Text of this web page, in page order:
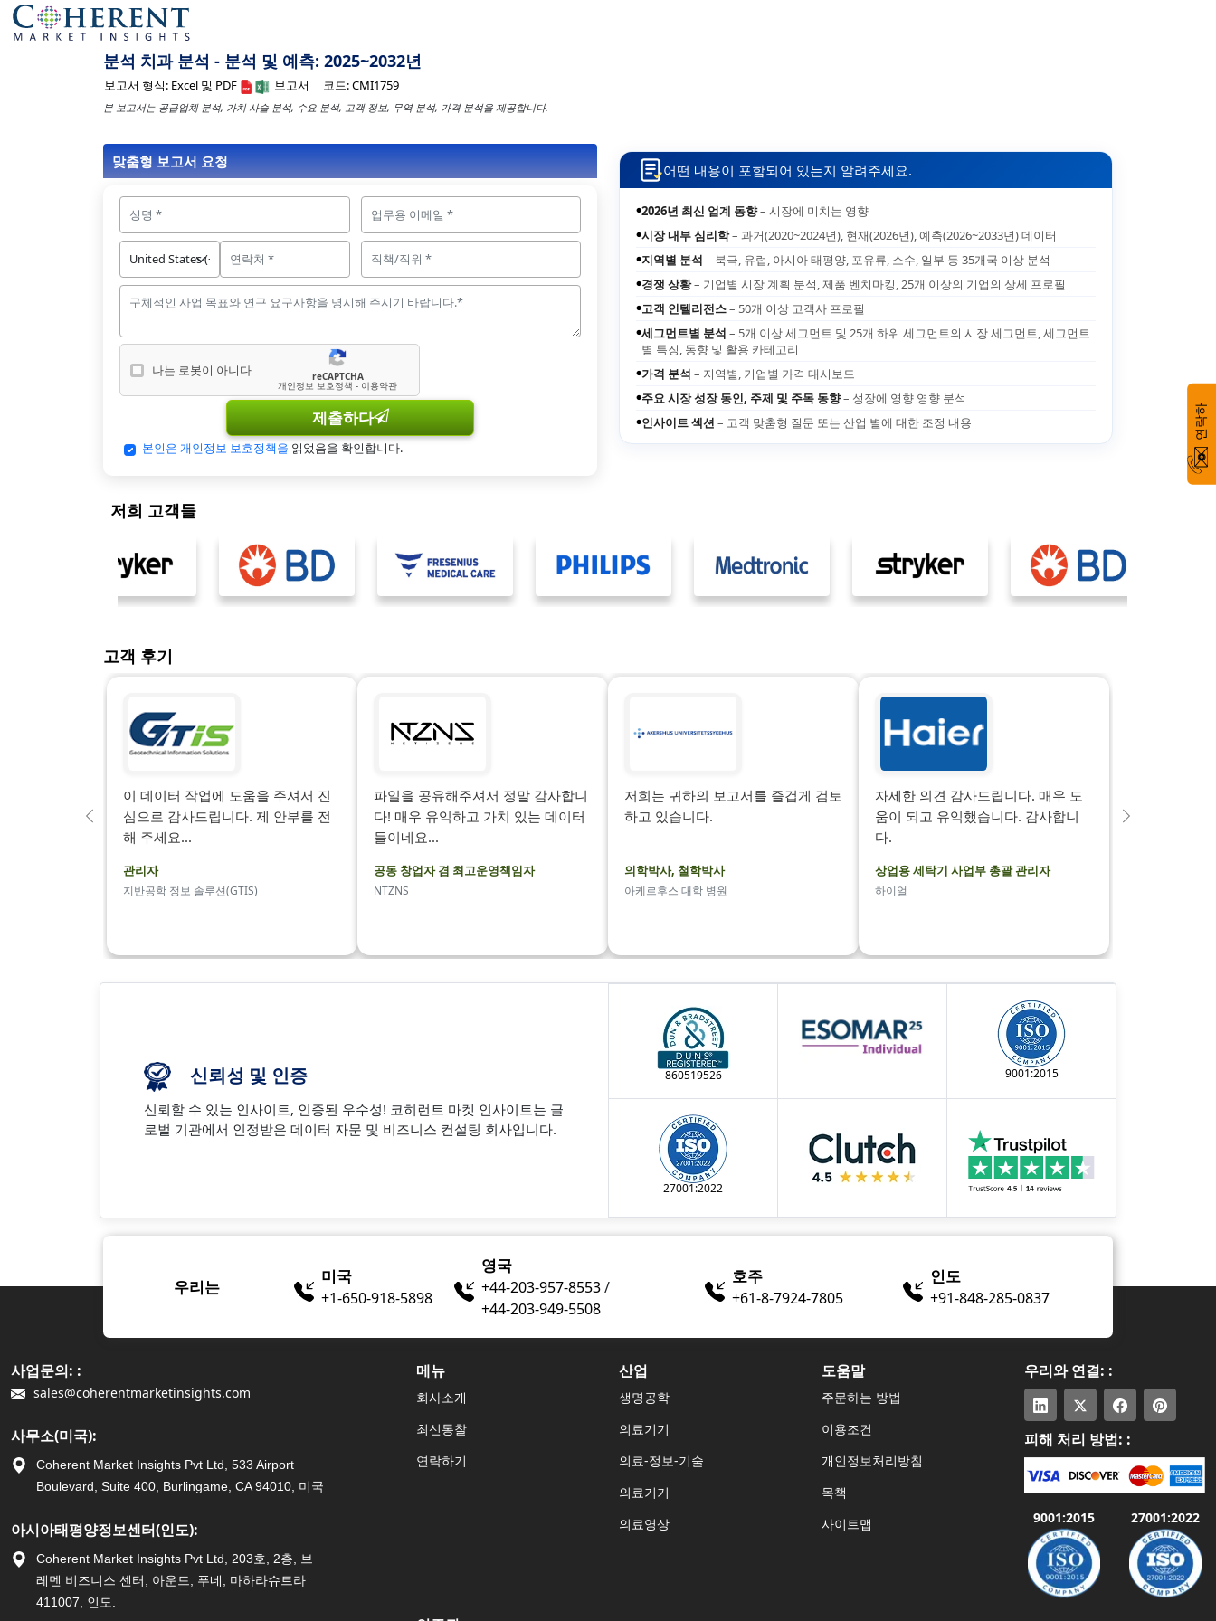
분석 치과 분석 - 분석 및 예측: 2025~2032년
보고서 형식: Excel 및 PDF 보고서 코드:CMI1759
본 보고서는 공급업체 분석, 가치 사슬 분석, 수요 분석, 고객 정보, 무역 분석, 가격 분석을 제공합니다.
맞춤형 보고서 요청
나는 로봇이 아니다 reCAPTCHA
개인정보 보호정책 - 이용약관
제출하다
본인은 개인정보 보호정책을 읽었음을 확인합니다.
어떤 내용이 포함되어 있는지 알려주세요.
●2026년 최신 업계 동향– 시장에 미치는 영향
●시장 내부 심리학– 과거(2020~2024년), 현재(2026년), 예측(2026~2033년) 데이터
●지역별 분석 – 북극, 유럽, 아시아 태평양, 포유류, 소수, 일부 등 35개국 이상 분석
●경쟁 상황– 기업별 시장 계획 분석, 제품 벤치마킹, 25개 이상의 기업의 상세 프로필
●고객 인텔리전스– 50개 이상 고객사 프로필
●세그먼트별 분석 – 5개 이상 세그먼트 및 25개 하위 세그먼트의 시장 세그먼트, 세그먼트
별 특징, 동향 및 활용 카테고리
●가격 분석 – 지역별, 기업별 가격 대시보드
●주요 시장 성장 동인, 주제 및 주목 동향– 성장에 영향 영향 분석
●인사이트 섹션 – 고객 맞춤형 질문 또는 산업 별에 대한 조정 내용
저희 고객들
고객 후기
이 데이터 작업에 도움을 주셔서 진
심으로 감사드립니다. 제 안부를 전
해 주세요...
관리자
지반공학 정보 솔루션(GTIS)
파일을 공유해주셔서 정말 감사합니
다! 매우 유익하고 가치 있는 데이터
들이네요...
공동 창업자 겸 최고운영책임자
NTZNS
저희는 귀하의 보고서를 즐겁게 검토
하고 있습니다.
의학박사, 철학박사
아케르후스 대학 병원
자세한 의견 감사드립니다. 매우 도
움이 되고 유익했습니다. 감사합니
다.
상업용 세탁기 사업부 총괄 관리자
하이얼
이
다
신뢰성 및 인증
신뢰할 수 있는 인사이트, 인증된 우수성! 코히런트 마켓 인사이트는 글
로벌 기관에서 인정받은 데이터 자문 및 비즈니스 컨설팅 회사입니다.
860519526 9001:2015
27001:2022
우리는
미국
+1-650-918-5898
영국
+44-203-957-8553/
+44-203-949-5508
호주
+61-8-7924-7805
인도
+91-848-285-0837
사업문의: :
sales@coherentmarketinsights.com
사무소(미국):
Coherent Market Insights Pvt Ltd, 533 Airport
Boulevard, Suite 400, Burlingame, CA 94010, 미국
아시아태평양정보센터(인도):
Coherent Market Insights Pvt Ltd, 203호, 2층, 브
레멘 비즈니스 센터, 아운드, 푸네, 마하라슈트라
411007, 인도.
메뉴
회사소개
최신통찰
연락하기
산업
생명공학
의료기기
의료-정보-기술
의료기기
의료영상
도움말
주문하는 방법
이용조건
개인정보처리방침
목책
사이트맵
우리와 연결: :
피해 처리 방법: :
9001:2015 27001:2022
락
하